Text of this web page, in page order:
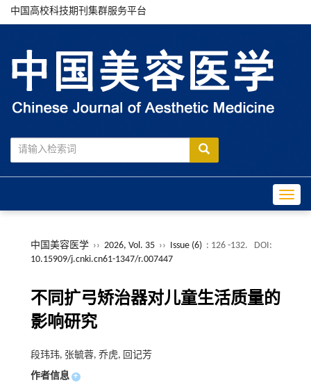
中国高校科技期刊集群服务平台
中国美容医学 ›› 2026, Vol. 35 ›› Issue (6) : 126 -132.
DOI:
10.15909/j.cnki.cn61-1347/r.007447
不同扩弓矫治器对儿童生活质量的
影响研究
段玮玮, 张毓蓉, 乔虎, 回记芳
作者信息 +